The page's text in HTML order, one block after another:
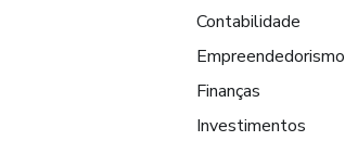
Contabilidade
Empreendedorismo
Finanças
Investimentos